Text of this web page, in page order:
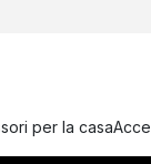
per la casa